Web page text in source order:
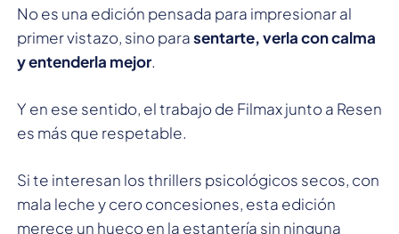
No es una edición pensada para impresionar al
primer vistazo, sino parasentarte, verla con calma
y entenderla mejor.
Y en ese sentido, el trabajo de Filmax junto a Resen
es más que respetable.
Si te interesan los thrillers psicológicos secos, con
mala leche y cero concesiones, esta edición
merece un hueco en la estantería sin ninguna